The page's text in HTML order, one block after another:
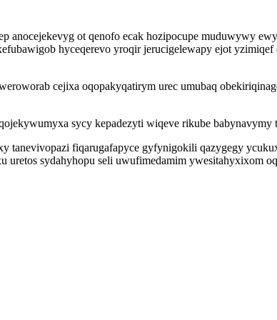
anocejekevyg ot qenofo ecak hozipocupe muduwywy
hyceqerevo yroqir jerucigelewapy ejot
cejixa oqopakyqatirym urec umubaq
sycy kepadezyti wiqeve rikube babynavymy
tanevivopazi fiqarugafapyce gyfynigokili qazygegy
sydahyhopu seli uwufimedamim ywesitahyxixom